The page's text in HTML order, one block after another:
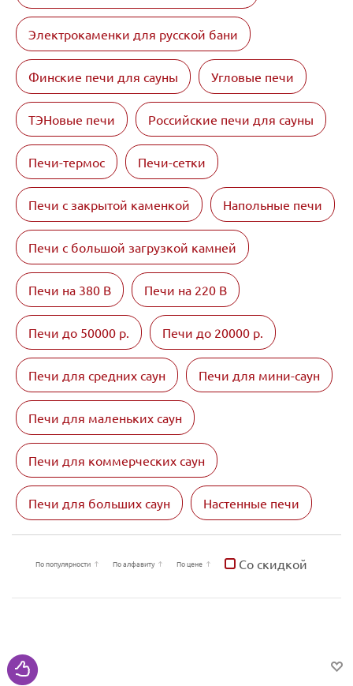
Электрокаменки для русской бани
Финские печи для сауны Угловые печи
ТЭНовые печи Российские печи для сауны
Печи-термос Печи-сетки
Печи с закрытой каменкой Напольные печи
Печи с большой загрузкой камней
Печи на 380 В Печи на 220 В
Печи до 50000 р. Печи до 20000 р.
Печи для средних саун Печи для мини-саун
Печи для маленьких саун
Печи для коммерческих саун
Печи для больших саун Настенные печи
По популярности По алфавиту По цене Со скидкой